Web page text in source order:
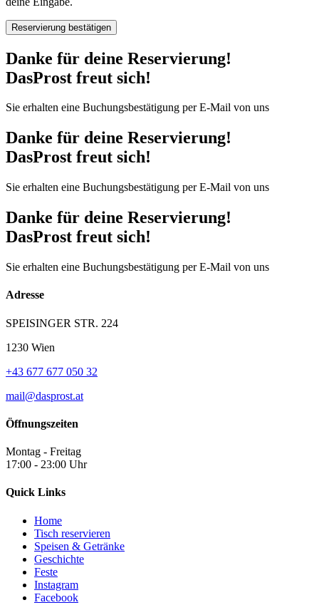
Reservierung bestätigen
Danke für deine Reservierung!
DasProst freut sich!
Sie erhalten eine Buchungsbestätigung per E-Mail von uns
Danke für deine Reservierung!
DasProst freut sich!
Sie erhalten eine Buchungsbestätigung per E-Mail von uns
Danke für deine Reservierung!
DasProst freut sich!
Sie erhalten eine Buchungsbestätigung per E-Mail von uns
Adresse
SPEISINGER STR. 224
1230 Wien
+43 677 677 050 32
mail@dasprost.at
Öffnungszeiten
Montag - Freitag
17:00 - 23:00 Uhr
Quick Links
Home
Tisch reservieren
Speisen & Getränke
Geschichte
Feste
Instagram
Facebook